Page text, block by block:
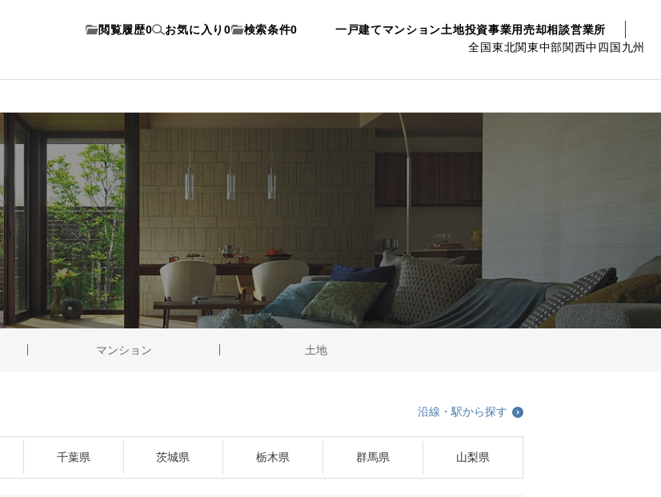
一戸建てマンション土地投資事業用売却相談営業所
全国東北関東中部関西中四国九州
閲覧履歴0 お気に入り 0 検索条件0
マンション 土地
沿線・駅から探す
千葉県 茨城県 栃木県 群馬県 山梨県